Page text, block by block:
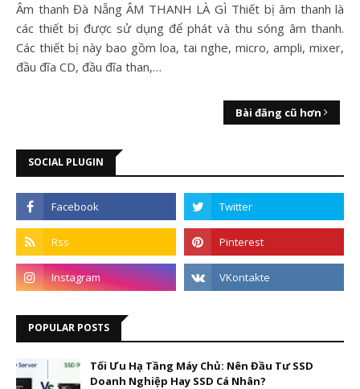
Âm thanh Đà Nẵng ÂM THANH LÀ GÌ Thiết bị âm thanh là
các thiết bị được sử dụng để phát và thu sóng âm thanh.
Các thiết bị này bao gồm loa, tai nghe, micro, ampli, mixer,
đầu đĩa CD, đầu đĩa than,…
Bài đăng cũ hơn
SOCIAL PLUGIN
POPULAR POSTS
Tối Ưu Hạ Tầng Máy Chủ: Nên Đầu Tư SSD
Doanh Nghiệp Hay SSD Cá Nhân?